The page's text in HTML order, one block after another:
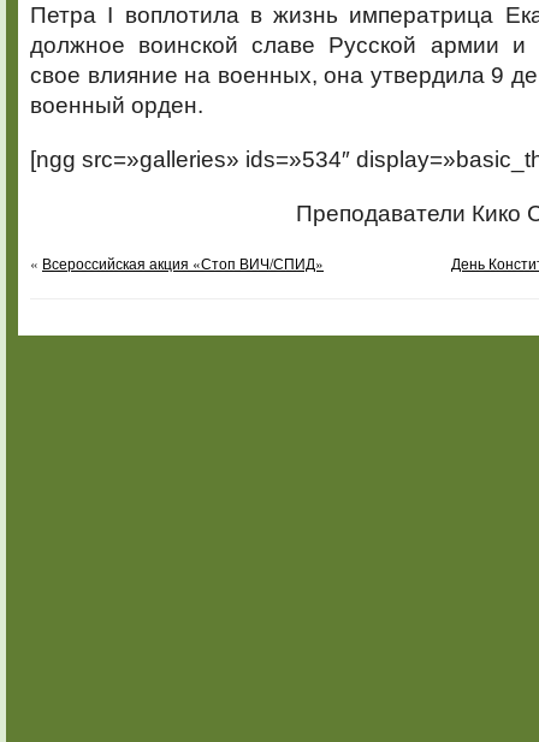
Петра I воплотила в жизнь императрица
должное воинской славе Русской армии и
свое влияние на военных, она утвердила 9
военный орден.
[ngg src=»galleries» ids=»534″
Преподаватели Кико
« Всероссийская акция «Стоп ВИЧ/СПИД» День